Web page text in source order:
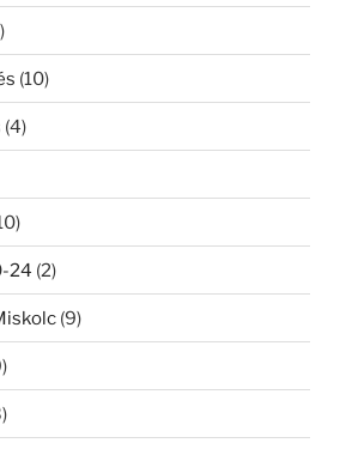
(10)
(4)
24 (2)
(9)